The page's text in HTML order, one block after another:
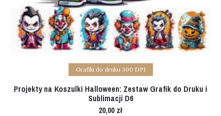
Add to cart
Grafiki do druku 300 DPI
Projekty na Koszulki Halloween: Zestaw Grafik do Druku i
Sublimacji D6
20,00 zł